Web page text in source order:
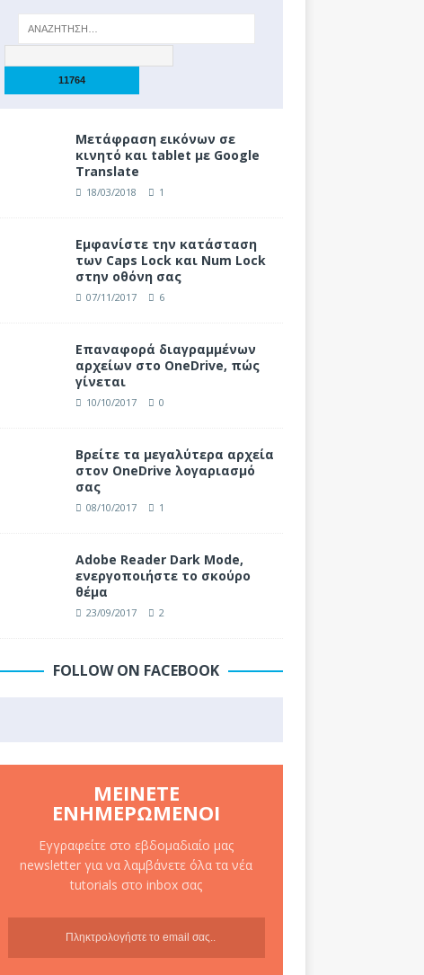
Μετάφραση εικόνων σε
κινητό και tablet με Google
Translate
18/03/2018 1
Eμφανίστε την κατάσταση
των Caps Lock και Num Lock
στην οθόνη σας
07/11/2017 6
Επαναφορά διαγραμμένων
αρχείων στο OneDrive, πώς
γίνεται
10/10/2017 0
Βρείτε τα μεγαλύτερα αρχεία
στον OneDrive λογαριασμό
σας
08/10/2017 1
Adobe Reader Dark Mode,
ενεργοποιήστε το σκούρο
θέμα
23/09/2017 2
FOLLOW ON FACEBOOK
ΜΕΊΝΕΤΕ
ΕΝΗΜΕΡΩΜΈΝΟΙ
Εγγραφείτε στο εβδομαδιαίο μας
newsletter για να λαμβάνετε όλα τα νέα
tutorials στο inbox σας